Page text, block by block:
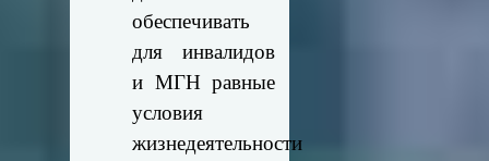
обеспечивать
для инвалидов
и МГН равные
условия
жизнедеятельности